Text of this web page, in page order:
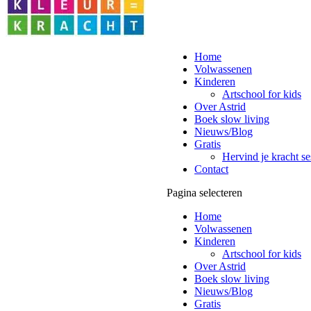
Home
Volwassenen
Kinderen
Artschool for kids
Over Astrid
Boek slow living
Nieuws/Blog
Gratis
Hervind je kracht
Contact
Pagina selecteren
Home
Volwassenen
Kinderen
Artschool for kids
Over Astrid
Boek slow living
Nieuws/Blog
Gratis